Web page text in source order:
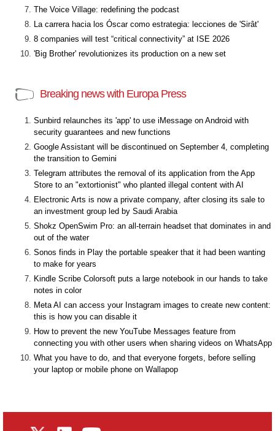
The Voice Village: redefining the podcast
La carrera hacia los Óscar como estrategia: lecciones de 'Sirât'
8 companies will test “critical connectivity” at ISE 2026
'Big Brother' revolutionizes its production on a new set
Breaking news with Europa Press
Sunbird relaunches its 'app' to use iMessage on Android with
security guarantees and new functions
Google Assistant will be discontinued on September 4, completing
the transition to Gemini
Telegram attributes the removal of its application from the App
Store to an "extortionist" who planted illegal content with AI
Electronic Arts is now a private company, after closing its sale to
an investment group led by Saudi Arabia
Shokz OpenSwim Pro: an all-terrain headset that dominates in and
out of the water
Sonos finds in Play the portable speaker that it had been wanting
to make for years
Kindle Scribe Colorsoft puts a large notebook in our hands to take
notes in color
Meta AI can access your Instagram images to create new content:
this is how you can disable it
How to prevent the new YouTube Messages feature from
connecting you with other users when sharing videos on WhatsApp
What you have to do, and that everyone forgets, before selling
your laptop or mobile phone on Wallapop